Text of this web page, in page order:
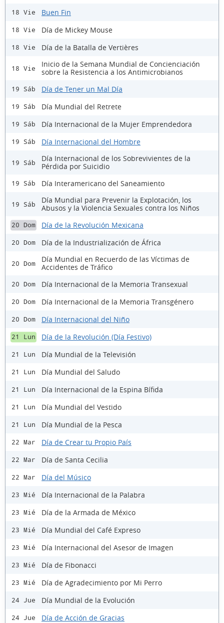
18 Vie Buen Fin
18 Vie Día de Mickey Mouse
18 Vie Día de la Batalla de Vertières
18 Vie
Inicio de la Semana Mundial de Concienciación
sobre la Resistencia a los Antimicrobianos
19 Sáb Día de Tener un Mal Día
19 Sáb Día Mundial del Retrete
19 Sáb Día Internacional de la Mujer Emprendedora
19 Sáb Día Internacional del Hombre
19 Sáb
Día Internacional de los Sobrevivientes de la
Pérdida por Suicidio
19 Sáb Día Interamericano del Saneamiento
19 Sáb
Día Mundial para Prevenir la Explotación, los
Abusos y la Violencia Sexuales contra los Niños
20 Dom Día de la Revolución Mexicana
20 Dom Día de la Industrialización de África
20 Dom
Día Mundial en Recuerdo de las Víctimas de
Accidentes de Tráfico
20 Dom Día Internacional de la Memoria Transexual
20 Dom Día Internacional de la Memoria Transgénero
20 Dom Día Internacional del Niño
21 Lun Día de la Revolución (Día Festivo)
21 Lun Día Mundial de la Televisión
21 Lun Día Mundial del Saludo
21 Lun Día Internacional de la Espina Bífida
21 Lun Día Mundial del Vestido
21 Lun Día Mundial de la Pesca
22 Mar Día de Crear tu Propio País
22 Mar Día de Santa Cecilia
22 Mar Día del Músico
23 Mié Día Internacional de la Palabra
23 Mié Día de la Armada de México
23 Mié Día Mundial del Café Expreso
23 Mié Día Internacional del Asesor de Imagen
23 Mié Día de Fibonacci
23 Mié Día de Agradecimiento por Mi Perro
24 Jue Día Mundial de la Evolución
24 Jue Día de Acción de Gracias